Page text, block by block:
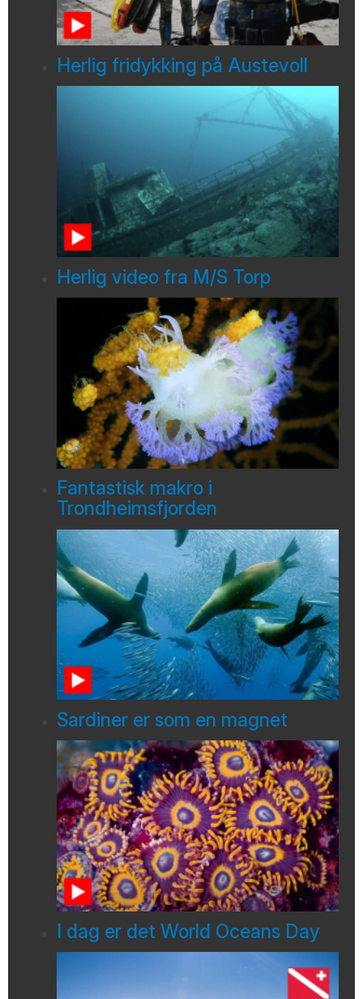
Herlig fridykking på Austevoll
Herlig video fra M/S Torp
Fantastisk makro i
Trondheimsfjorden
Sardiner er som en magnet
I dag er det World Oceans Day